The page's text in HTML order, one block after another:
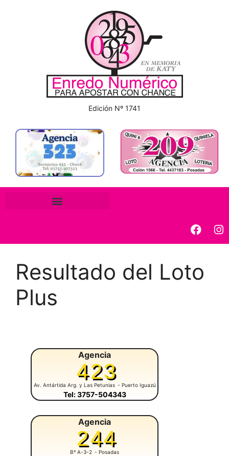
Edición Nº 1741
Resultado del Loto
Plus
Agencia
423
Av. Antártida Arg. y Las Petunias - Puerto Iguazú
Tel: 3757-504343
Agencia
244
Bº A-3-2 - Posadas